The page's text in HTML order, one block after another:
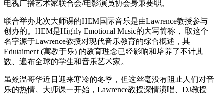
电视广播艺术家联合会/电影演员协会身兼要职。
联合举办此次大师课的HEM国际音乐是由Lawrence教授参与
创办的。HEM是Highly Emotional Music的大写简称， 取这个
名字源于Lawrence教授对现代音乐教育的综合概述，其
Edutaiment (寓教于乐) 的教育理念已经影响和培养了不计其
数、遍布全球的学生和音乐艺术家。
虽然温哥华近日迎来寒冷的冬季，但这丝毫没有阻止人们对音
乐的热情。大师课一开始，Lawrence教授深情演唱、DJ教授